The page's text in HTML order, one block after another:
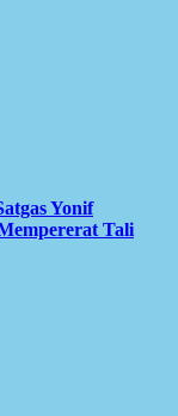
Yonif
Tali